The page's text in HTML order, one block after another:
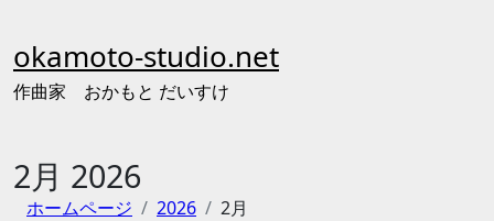
を
ス
プ
okamoto-studio.net
作曲家 おかもと だいすけ
2月 2026
ホームページ 2026 2月